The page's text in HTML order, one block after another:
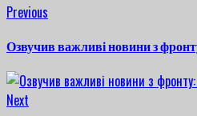
Continue
Reading
Previous
Озвучив важливі новини з
Next